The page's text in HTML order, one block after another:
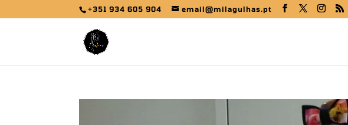
+351 934 605 904 email@milagulhas.pt